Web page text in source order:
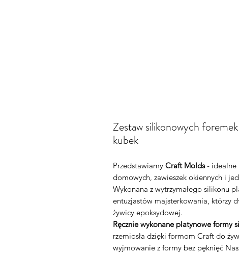
Zestaw silikonowych
kubek
Przedstawiamy Craft Molds- idealne
domowych, zawieszek okiennych i
Wykonana z wytrzymałego silikonu
entuzjastów majsterkowania, którzy
żywicy epoksydowej.
Ręcznie wykonane platynowe formy
rzemiosła dzięki formom Craft do
wyjmowanie z formy bez pęknięć